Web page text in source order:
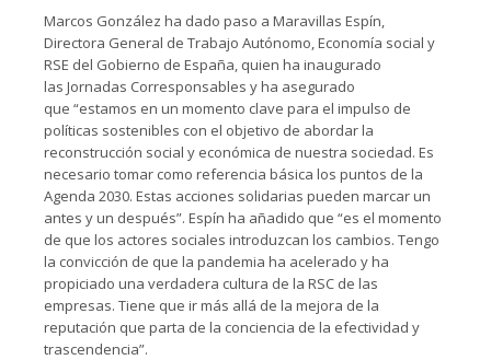
Marcos González ha dado paso a Maravillas Espín,
Directora General de Trabajo Autónomo, Economía social y
RSE del Gobierno de España, quien ha inaugurado
las Jornadas Corresponsables y ha asegurado
que “estamos en un momento clave para el impulso de
políticas sostenibles con el objetivo de abordar la
reconstrucción social y económica de nuestra sociedad. Es
necesario tomar como referencia básica los puntos de la
Agenda 2030. Estas acciones solidarias pueden marcar un
antes y un después”. Espín ha añadido que “es el momento
de que los actores sociales introduzcan los cambios. Tengo
la convicción de que la pandemia ha acelerado y ha
propiciado una verdadera cultura de la RSC de las
empresas. Tiene que ir más allá de la mejora de la
reputación que parta de la conciencia de la efectividad y
trascendencia”.